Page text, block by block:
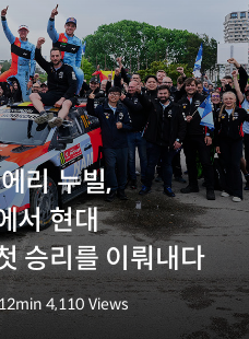
리 누빌,
서 현대
승리를 이뤄내다
분량
조회수
4,110 Views